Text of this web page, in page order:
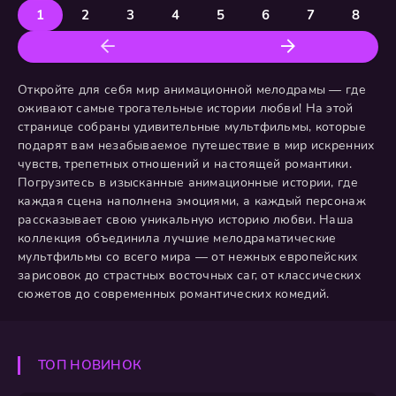
могущественный Обеликс, с детства обладающий
силой после падения в волшебный чан. Их ждет
грандиозное противостояние, где
1 2 3 4 5 6 7 8
Откройте для себя мир анимационной мелодрамы — где
оживают самые трогательные истории любви! На этой
странице собраны удивительные мультфильмы, которые
подарят вам незабываемое путешествие в мир искренних
чувств, трепетных отношений и настоящей романтики.
Погрузитесь в изысканные анимационные истории, где
каждая сцена наполнена эмоциями, а каждый персонаж
рассказывает свою уникальную историю любви. Наша
коллекция объединила лучшие мелодраматические
мультфильмы со всего мира — от нежных европейских
зарисовок до страстных восточных саг, от классических
сюжетов до современных романтических комедий.
ТОП НОВИНОК